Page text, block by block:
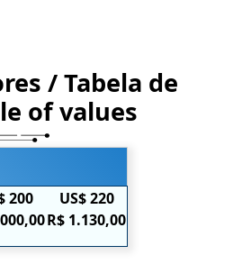
/ Tabela de
of values
200
US$ 220
R$ 1.130,00